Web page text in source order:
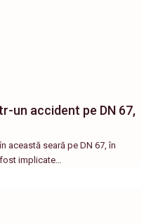
un accident pe DN 67,
această seară pe DN 67, în
implicate…